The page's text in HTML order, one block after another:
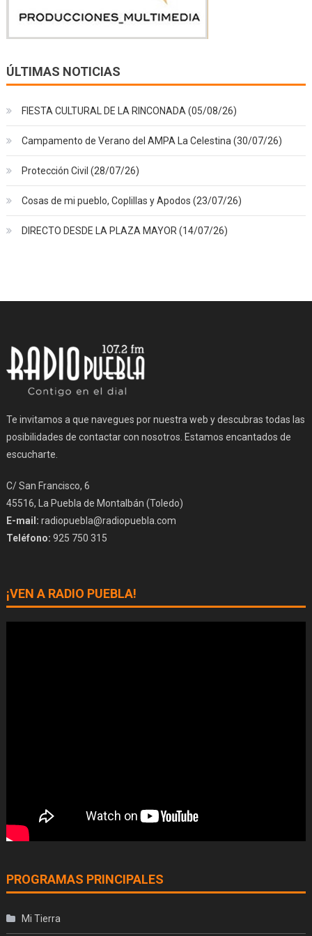
ÚLTIMAS NOTICIAS
FIESTA CULTURAL DE LA RINCONADA (05/08/26)
Campamento de Verano del AMPA La Celestina (30/07/26)
Protección Civil (28/07/26)
Cosas de mi pueblo, Coplillas y Apodos (23/07/26)
DIRECTO DESDE LA PLAZA MAYOR (14/07/26)
Te invitamos a que navegues por nuestra web y descubras todas las
posibilidades de contactar con nosotros. Estamos encantados de
escucharte.
C/ San Francisco, 6
45516, La Puebla de Montalbán (Toledo)
E-mail: radiopuebla@radiopuebla.com
Teléfono: 925 750 315
¡VEN A RADIO PUEBLA!
PROGRAMAS PRINCIPALES
Mi Tierra